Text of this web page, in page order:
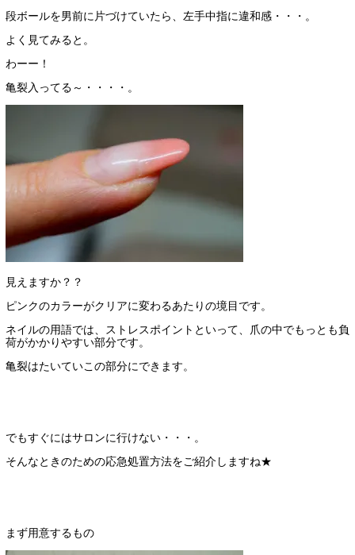
段ボールを男前に片づけていたら、左手中指に違和感・・・。
よく見てみると。
わーー！
亀裂入ってる～・・・・。
見えますか？？
ピンクのカラーがクリアに変わるあたりの境目です。
ネイルの用語では、ストレスポイントといって、爪の中でもっとも負
荷がかかりやすい部分です。
亀裂はたいていこの部分にできます。
でもすぐにはサロンに行けない・・・。
そんなときのための応急処置方法をご紹介しますね★
まず用意するもの